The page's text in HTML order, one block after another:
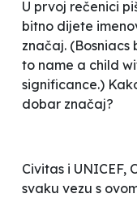
U prvoj rečenici
bitno dijete
značaj.
to name a child
significance.)
dobar značaj?
Civitas i UNICEF,
svaku vezu s